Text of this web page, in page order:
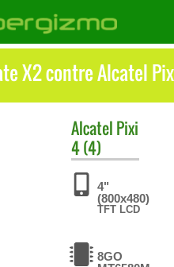
X2 contre Alcatel
Alcatel Pixi
4 (4)
4"
(800x480)
TFT LCD
8GO